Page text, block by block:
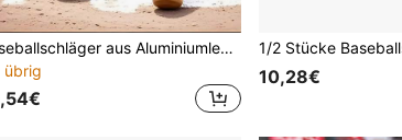
Baseballschläger aus Aluminiumlegierung – Hochfest, rostbeständig, mit geprägtem "BAT"-Logo / Baseballschläger aus Holz – Robust, langlebig und leicht, ideal für Outdoor-Training und Fitness – Für erwachsene Spieler, Übungsschläger – In verschiedenen Farben erhältlich – Perfekt als Geschenk
übrig
10,28€